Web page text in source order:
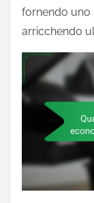
fornendo uno
arricchendo